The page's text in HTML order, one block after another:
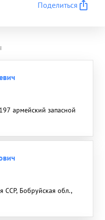
Поделиться
197 армейский запасной
ССР, Бобруйская обл.,